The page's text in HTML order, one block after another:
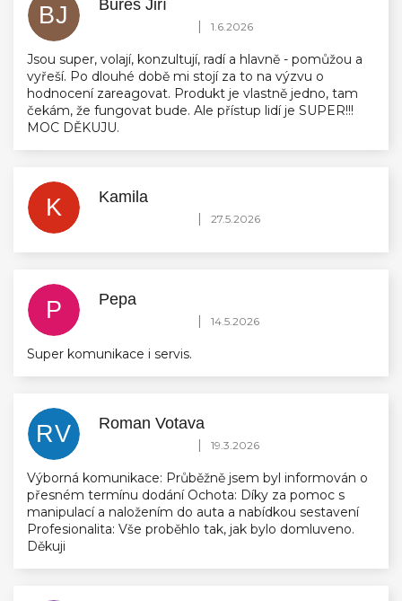
BJ Bureš Jiří
Hodnocení obchodu je 5 z 5 hvězdiček.
| 1.6.2026
Jsou super, volají, konzultují, radí a hlavně - pomůžou a
vyřeší. Po dlouhé době mi stojí za to na výzvu o
hodnocení zareagovat. Produkt je vlastně jedno, tam
čekám, že fungovat bude. Ale přístup lidí je SUPER!!!
MOC DĚKUJU.
K Kamila
Hodnocení obchodu je 5 z 5 hvězdiček.
| 27.5.2026
P Pepa
Hodnocení obchodu je 5 z 5 hvězdiček.
| 14.5.2026
Super komunikace i servis.
RV Roman Votava
Hodnocení obchodu je 5 z 5 hvězdiček.
| 19.3.2026
Výborná komunikace: Průběžně jsem byl informován o
přesném termínu dodání Ochota: Díky za pomoc s
manipulací a naložením do auta a nabídkou sestavení
Profesionalita: Vše proběhlo tak, jak bylo domluveno.
Děkuji